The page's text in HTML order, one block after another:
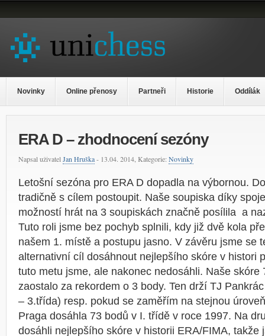
Novinky Online přenosy Partneři Historie Oddílák
ERA D – zhodnocení sezóny
Napsal uživatel Jan Hruška- 13.04. 2014, Kategorie: Novinky
Letošní sezóna pro ERA D dopadla na výbornou.
tradičně s cílem postoupit. Naše soupiska díky
možností hrát na 3 soupiskách značně posílila a
Tuto roli jsme bez pochyb splnili, kdy již dvě kola
našem 1. místě a postupu jasno. V závěru jsme se
alternativní cíl dosáhnout nejlepšího skóre v histori
tuto metu jsme, ale nakonec nedosáhli. Naše skóre
zaostalo za rekordem o 3 body. Ten drží TJ
– 3.třída) resp. pokud se zaměřím na stejnou
Praga dosáhla 73 bodů v I. třídě v roce 1997. Na
dosáhli nejlepšího skóre v historii ERA/FIMA, takže